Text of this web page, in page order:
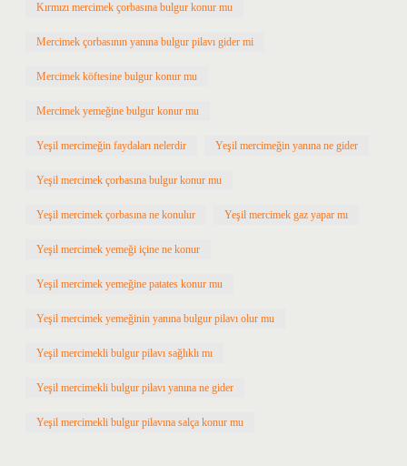
Kırmızı mercimek çorbasına bulgur konur mu
Mercimek çorbasının yanına bulgur pilavı gider mi
Mercimek köftesine bulgur konur mu
Mercimek yemeğine bulgur konur mu
Yeşil mercimeğin faydaları nelerdir Yeşil mercimeğin yanına ne gider
Yeşil mercimek çorbasına bulgur konur mu
Yeşil mercimek çorbasına ne konulur Yeşil mercimek gaz yapar mı
Yeşil mercimek yemeği içine ne konur
Yeşil mercimek yemeğine patates konur mu
Yeşil mercimek yemeğinin yanına bulgur pilavı olur mu
Yeşil mercimekli bulgur pilavı sağlıklı mı
Yeşil mercimekli bulgur pilavı yanına ne gider
Yeşil mercimekli bulgur pilavına salça konur mu